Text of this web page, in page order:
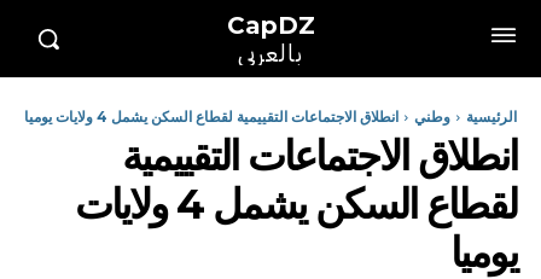
CapDZ
بالعربي
الرئيسية وطني انطلاق الاجتماعات التقييمية لقطاع السكن يشمل 4 ولايات يوميا
انطلاق الاجتماعات التقييمية
لقطاع السكن يشمل 4 ولايات
يوميا